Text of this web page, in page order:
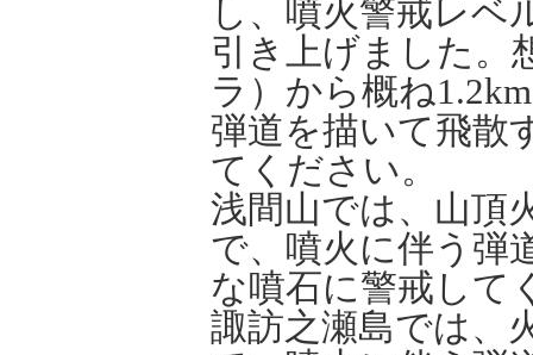
し、噴火警戒レベ
引き上げました。
ラ）から概ね
弾道を描いて飛散
てください。
浅間山では、山頂
で、噴火に伴う弾
な噴石に警戒し
諏訪之瀬島では、